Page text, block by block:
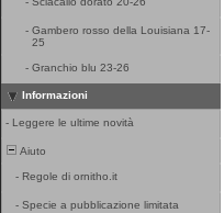
- Gambero rosso della Louisiana 17-
25
- Granchio blu 23-26
Informazioni
- Leggere le ultime novità
Aiuto
- Regole di ornitho.it
- Specie a pubblicazione limitata